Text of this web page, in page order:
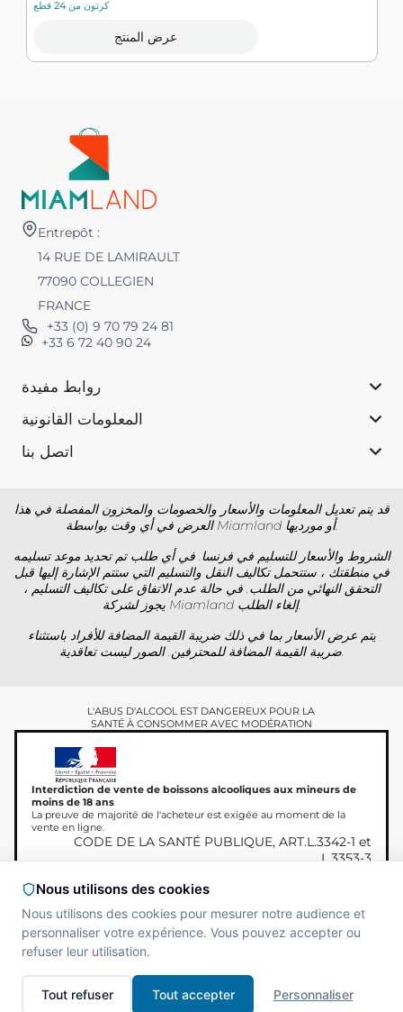
كرتون من 24 قطع
عرض المنتج
Entrepôt :
14 RUE DE LAMIRAULT
77090 COLLEGIEN
FRANCE
+33 (0) 9 70 79 24 81
+33 6 72 40 90 24
روابط مفيدة
المعلومات القانونية
اتصل بنا
قد يتم تعديل المعلومات والأسعار والخصومات والمخزون المفصلة في هذا
العرض في أي وقت بواسطة Miamland أو مورديها.
الشروط والأسعار للتسليم في فرنسا. في أي طلب تم تحديد موعد تسليمه
في منطقتك ، ستتحمل تكاليف النقل والتسليم التي ستتم الإشارة إليها قبل
التحقق النهائي من الطلب. في حالة عدم الاتفاق على تكاليف التسليم ،
يجوز لشركة Miamland إلغاء الطلب.
يتم عرض الأسعار بما في ذلك ضريبة القيمة المضافة للأفراد باستثناء
ضريبة القيمة المضافة للمحترفين. الصور ليست تعاقدية.
L'ABUS D'ALCOOL EST DANGEREUX POUR LA
SANTÉ À CONSOMMER AVEC MODÉRATION
Interdiction de vente de boissons alcooliques aux mineurs de
moins de 18 ans
La preuve de majorité de l'acheteur est exigée au moment de la
vente en ligne.
CODE DE LA SANTÉ PUBLIQUE, ART.L.3342-1 et
L.3353-3
حقوق النشر © 2026
Miamland، جميع الحقوق
Site réalisé parMAADAM
Nous utilisons des cookies
Nous utilisons des cookies pour mesurer notre audience et
personnaliser votre expérience. Vous pouvez accepter ou
refuser leur utilisation.
Tout refuser Tout accepter Personnaliser